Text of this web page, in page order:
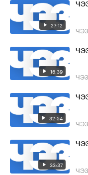
27:12 ЧЭЗ
16:39 ЧЭЗ
32:54 ЧЭЗ
33:37 ЧЭЗ